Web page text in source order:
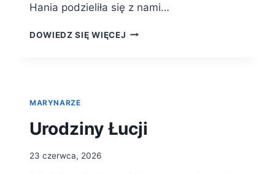
Hania podzieliła się z nami…
DOWIEDZ SIĘ WIĘCEJ TYDZIEŃ
MARYNARZE
Urodziny Łucji
23 czerwca, 2026